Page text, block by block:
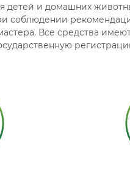
детей и домашних
соблюдении
Все средства